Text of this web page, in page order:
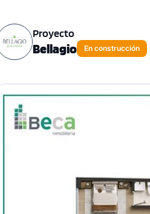
Proyecto
Bellagio En construcción